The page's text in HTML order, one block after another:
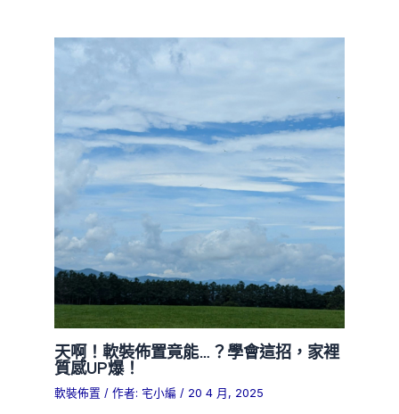
天啊！軟裝佈置竟能…？學會這招，家裡
質感UP爆！
軟裝佈置 / 作者: 宅小編 / 20 4 月, 2025